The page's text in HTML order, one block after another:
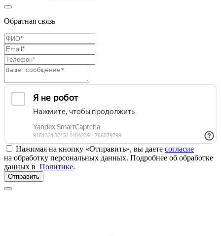
Обратная связь
Нажимая на кнопку «Отправить», вы даете согласие
на обработку персональных данных. Подробнее об обработке
данных в Политике.
Отправить